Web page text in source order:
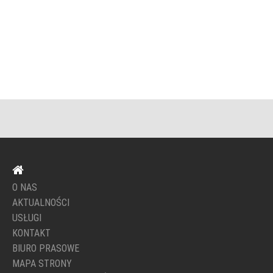
O NAS
AKTUALNOŚCI
USŁUGI
KONTAKT
BIURO PRASOWE
MAPA STRONY